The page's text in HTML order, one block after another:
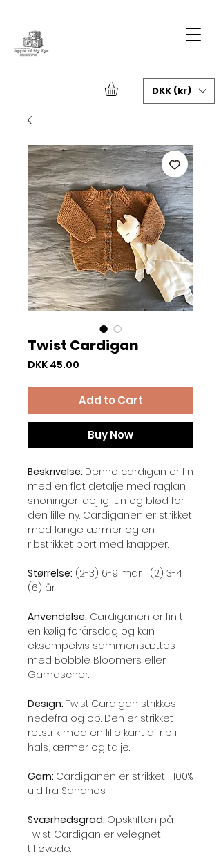
DKK (kr)
Twist Cardigan
DKK 45.00
Add to Cart
Buy Now
Beskrivelse: Denne cardigan er fin
med en flot detalje med raglan
snoninger, dejlig lun og blød for
den lille ny. Cardiganen er strikket
med lange ærmer og en
ribstrikket bort med knapper.
Størrelse: (2-3) 6-9 mdr 1 (2) 3-4
(6) år
Anvendelse: Cardiganen er fin til
en kølig forårsdag og kan
eksempelvis sammensættes
med Bobble Bloomers eller
Gamascher.
Design: Twist Cardigan strikkes
nedefra og op. Den er strikket i
retstrik med en lille kant af rib i
hals, ærmer og talje.
Garn: Cardiganen er strikket i 100%
uld fra Sandnes.
Sværhedsgrad: Opskriften på
Twist Cardigan er velegnet
til øvede.